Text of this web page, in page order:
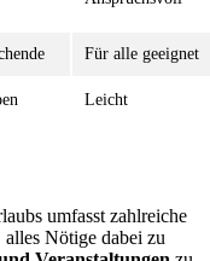
Für alle geeignet
Leicht
umfasst zahlreiche
Nötige dabei zu